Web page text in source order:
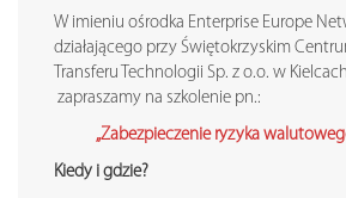
W imieniu ośrodka Enterprise Europe
działającego przy Świętokrzyskim
Transferu Technologii Sp. z o.o. w
zapraszamy na szkolenie pn.:
„Zabezpieczenie ryzyka
Kiedy i gdzie?